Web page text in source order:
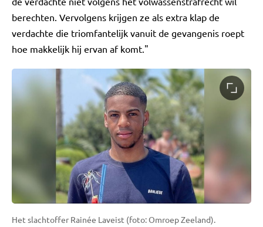
berechten. Vervolgens krijgen ze als extra klap de
verdachte die triomfantelijk vanuit de gevangenis roept
hoe makkelijk hij ervan af komt."
Het slachtoffer Rainée Laveist (foto: Omroep Zeeland).